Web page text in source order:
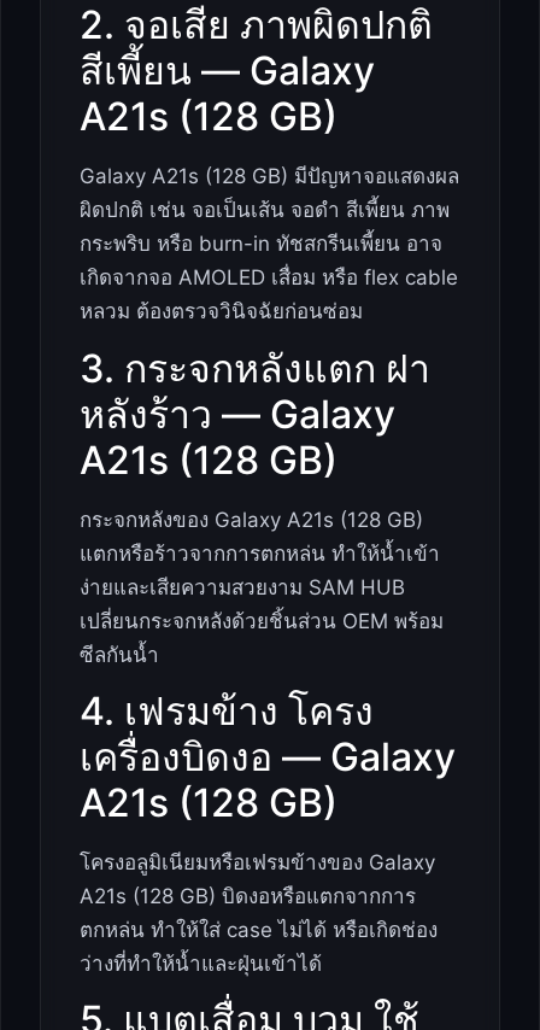
2. จอเสีย ภาพผิดปกติ
สีเพี้ยน — Galaxy
A21s (128 GB)
Galaxy A21s (128 GB) มีปัญหาจอแสดงผล
ผิดปกติ เช่น จอเป็นเส้น จอดำ สีเพี้ยน ภาพ
กระพริบ หรือ burn-in ทัชสกรีนเพี้ยน อาจ
เกิดจากจอ AMOLED เสื่อม หรือ flex cable
หลวม ต้องตรวจวินิจฉัยก่อนซ่อม
3. กระจกหลังแตก ฝา
หลังร้าว — Galaxy
A21s (128 GB)
กระจกหลังของ Galaxy A21s (128 GB)
แตกหรือร้าวจากการตกหล่น ทำให้น้ำเข้า
ง่ายและเสียความสวยงาม SAM HUB
เปลี่ยนกระจกหลังด้วยชิ้นส่วน OEM พร้อม
ซีลกันน้ำ
4. เฟรมข้าง โครง
เครื่องบิดงอ — Galaxy
A21s (128 GB)
โครงอลูมิเนียมหรือเฟรมข้างของ Galaxy
A21s (128 GB) บิดงอหรือแตกจากการ
ตกหล่น ทำให้ใส่ case ไม่ได้ หรือเกิดช่อง
ว่างที่ทำให้น้ำและฝุ่นเข้าได้
5. แบตเสื่อม บวม ใช้